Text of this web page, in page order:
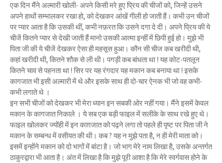
एक दिन मैंने अल्मारी खोली- अपने किसी मरे हुए प्रिय की चीजों को, जिन्हें उसने
अपने हाथों सम्भालकर रखा हो, को देखकर आंखें गीली हो जाती हैं। कभी उन चीजों
पर प्यार आता है कि उसकी थीं, कभी नफ़रत कि उसने दगा दे दी। अपने प्रिय की ये
चीजें कितने प्यार से देखी जाती हैं मानो उसकी आत्मा इन्हीं में छिपी हुई हो। मुझे भी
पिता जी की ये चीजें देखकर ऐसा ही महसूस हुआ। कौन सी चीज कब खरीदी थी,
कहां खरीदी थी, कितने शौक से ली थी। पगड़ी कब बांधता था ! यह कोट-पतलून
कितने चाव से पहनता था ! सिर पर यह रंगदार यह मकान कब बनाया था ! इसके
कागजात भी इसी अल्मारी में थे और इसके साथ ही दो-चार ऐनक भी जो वह कभी-
कभी लगाते थे ।
इन सभी चीजों को देखकर भी मेरा ध्यान इन सबकी ओर नहीं गया। मैंने इसमें केवल
मकान के कागजात निकाले । ये सब एक बड़ी फाइल में सलीके के साथ रखे हुए थे।
फाइल खोलकर ज्योंही में इन काग़जात को पढ़ने लगा तो पहले ही पृष्ट पर पिता जी ने
मकान के सम्बन्ध में वसीयत की थी। कब ? यह न मुझे पता है, न ही मेरी माता को।
इसमें इन्होंने मकान को दो भागों में बांटा है। जो भाग मेरे नाम लिखा है, उसके अन्तर्गत
ठाकुरद्वारा भी आता है। अंत में लिखा है कि मुझे पूरी आशा है कि मेरे स्वर्गवास होने के